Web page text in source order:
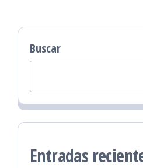
Buscar
Entradas